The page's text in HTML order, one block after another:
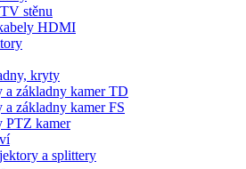
stěnu
HDMI
kryty
a základny kamer TD
a základny kamer FS
PTZ kamer
a splittery